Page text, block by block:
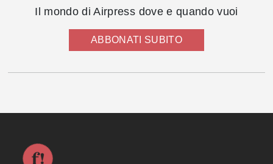
Il mondo di Airpress dove e quando vuoi
ABBONATI SUBITO